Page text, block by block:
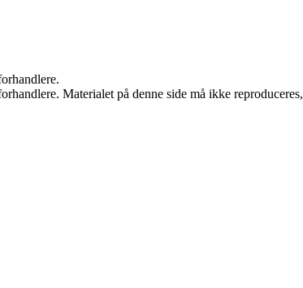
Materialet på denne side må ikke reproduceres,